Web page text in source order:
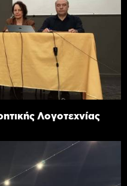
Λογοτεχνίας